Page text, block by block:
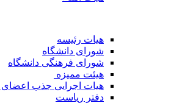
هیات رئیسه
شورای دانشگاه
شورای فرهنگی دانشگاه
هیئت ممیزه
هیات اجرایی جذب
دفتر ریاست